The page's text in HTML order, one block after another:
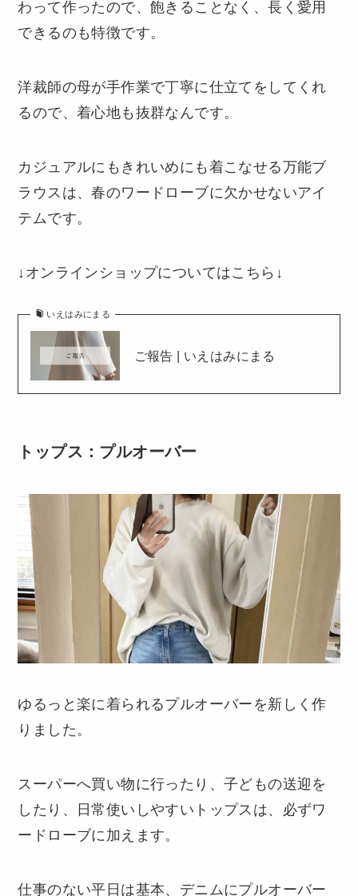
わって作ったので、飽きることなく、長く愛用
できるのも特徴です。
洋裁師の母が手作業で丁寧に仕立てをしてくれ
るので、着心地も抜群なんです。
カジュアルにもきれいめにも着こなせる万能ブ
ラウスは、春のワードローブに欠かせないアイ
テムです。
↓オンラインショップについてはこちら↓
いえはみにまる
ご報告 | いえはみにまる
トップス：プルオーバー
ゆるっと楽に着られるプルオーバーを新しく作
りました。
スーパーへ買い物に行ったり、子どもの送迎を
したり、日常使いしやすいトップスは、必ずワ
ードローブに加えます。
仕事のない平日は基本、デニムにプルオーバー